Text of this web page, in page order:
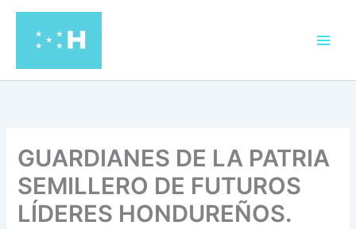
contenido
GUARDIANES DE LA PATRIA
SEMILLERO DE FUTUROS
LÍDERES HONDUREÑOS.